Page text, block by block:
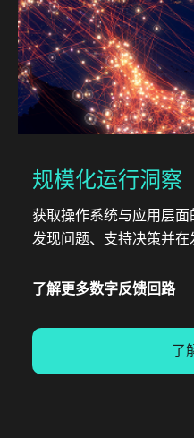
规模化运行洞察
获取操作系统与应用层
发现问题、支持决策并在
了解更多数字反馈回路
了